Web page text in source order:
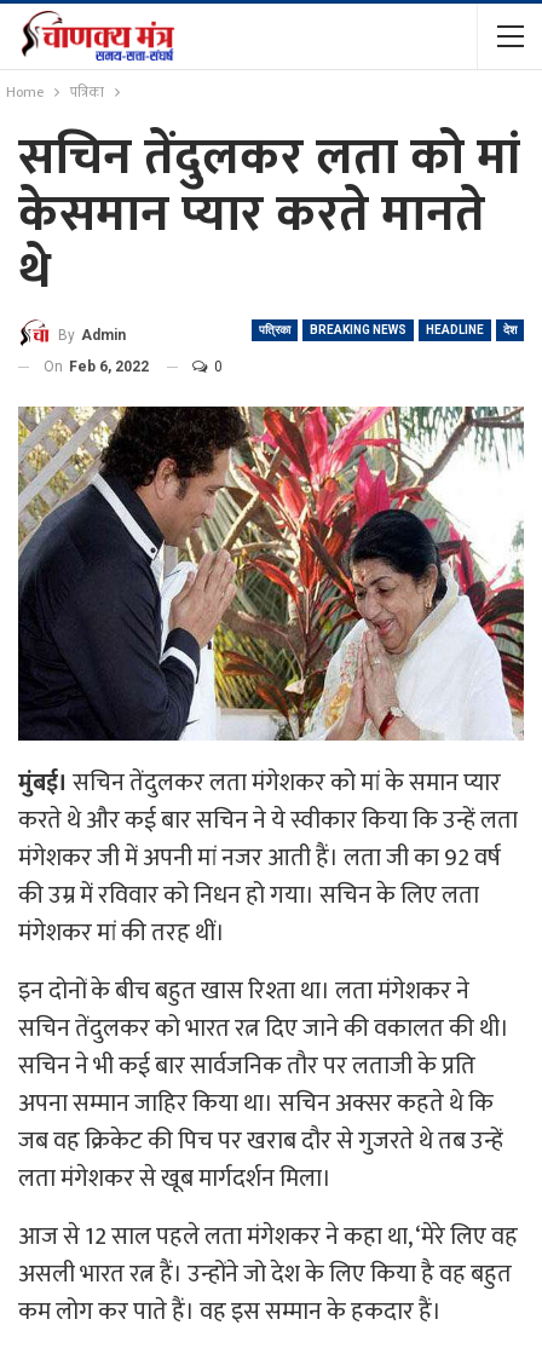
Home पत्रिका
सचिन तेंदुलकर लता को मां
केसमान प्यार करते मानते
थे
पत्रिका BREAKING NEWS HEADLINE देश
By Admin
On Feb 6, 2022 0
मुंबई। सचिन तेंदुलकर लता मंगेशकर को मां के समान प्यार
करते थे और कई बार सचिन ने ये स्वीकार किया कि उन्हें लता
मंगेशकर जी में अपनी मां नजर आती हैं। लता जी का 92 वर्ष
की उम्र में रविवार को निधन हो गया। सचिन के लिए लता
मंगेशकर मां की तरह थीं।
इन दोनों के बीच बहुत खास रिश्ता था। लता मंगेशकर ने
सचिन तेंदुलकर को भारत रत्न दिए जाने की वकालत की थी।
सचिन ने भी कई बार सार्वजनिक तौर पर लताजी के प्रति
अपना सम्मान जाहिर किया था। सचिन अक्सर कहते थे कि
जब वह क्रिकेट की पिच पर खराब दौर से गुजरते थे तब उन्हें
लता मंगेशकर से खूब मार्गदर्शन मिला।
आज से 12 साल पहले लता मंगेशकर ने कहा था, ‘मेरे लिए वह
असली भारत रत्न हैं। उन्होंने जो देश के लिए किया है वह बहुत
कम लोग कर पाते हैं। वह इस सम्मान के हकदार हैं।